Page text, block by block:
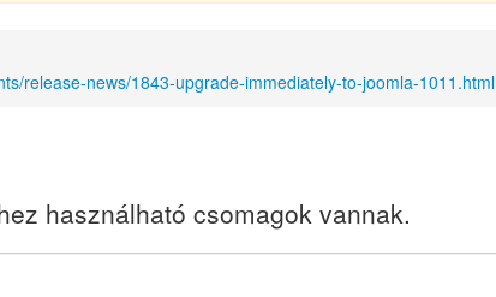
release-news/1843-upgrade-immediately-to-joomla-1011.html
használható csomagok vannak.